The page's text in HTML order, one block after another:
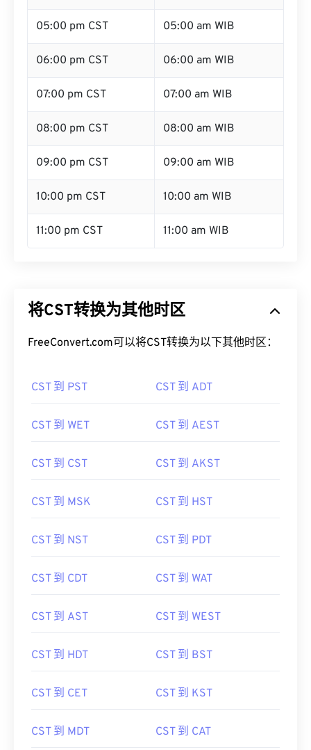
05:00 pm CST 05:00 am WIB
06:00 pm CST 06:00 am WIB
07:00 pm CST 07:00 am WIB
08:00 pm CST 08:00 am WIB
09:00 pm CST 09:00 am WIB
10:00 pm CST 10:00 am WIB
11:00 pm CST 11:00 am WIB
将CST转换为其他时区
FreeConvert.com可以将CST转换为以下其他时区：
CST 到 PST CST 到 ADT
CST 到 WET CST 到 AEST
CST 到 CST CST 到 AKST
CST 到 MSK CST 到 HST
CST 到 NST CST 到 PDT
CST 到 CDT CST 到 WAT
CST 到 AST CST 到 WEST
CST 到 HDT CST 到 BST
CST 到 CET CST 到 KST
CST 到 MDT CST 到 CAT